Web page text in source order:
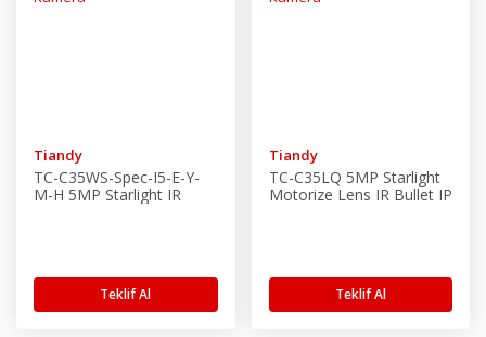
Tiandy
TC-C35WS-Spec-I5-E-Y-
M-H 5MP Starlight IR
Teklif Al
Tiandy
TC-C35LQ 5MP Starlight
Motorize Lens IR Bullet IP
Teklif Al